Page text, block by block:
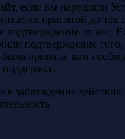
если вы нарушили
принятой до тех
подтверждение от нас.
подтверждение
принята, вам
поддержки.
в заблуждение